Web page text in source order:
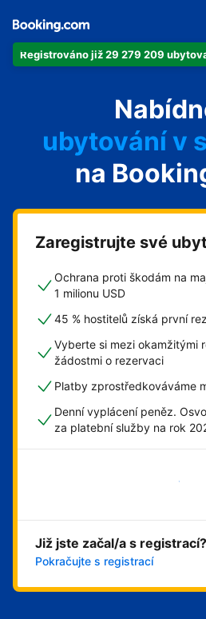
Registrováno již 29 279 209
svůj
svůj
ubytování v
svůj
svou
na
Zaregistrujte své
Ochrana proti škodám na
1 milionu USD
45 % hostitelů získá první
Vyberte si mezi okamžitými
žádostmi o rezervaci
Platby zprostředkováváme
Denní vyplácení peněz.
za platební služby na rok
Začít hned
Již jste začal/a s registrací?
Pokračujte s registrací